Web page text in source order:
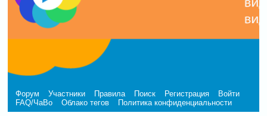
Форум Участники Правила Поиск Регистрация
Войти
FAQ/ЧаВо
Облако тегов Политика конфиденциальности